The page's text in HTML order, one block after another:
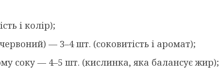
і колір);
— 3–4 шт. (соковитість і аромат);
соку — 4–5 шт. (кислинка, яка балансує жир);